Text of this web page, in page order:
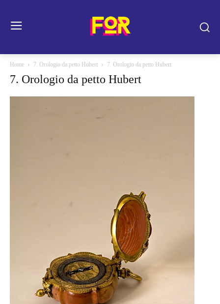
Home 7. Orologio da petto Hubert 7. Orologio da petto Hubert
7. Orologio da petto Hubert